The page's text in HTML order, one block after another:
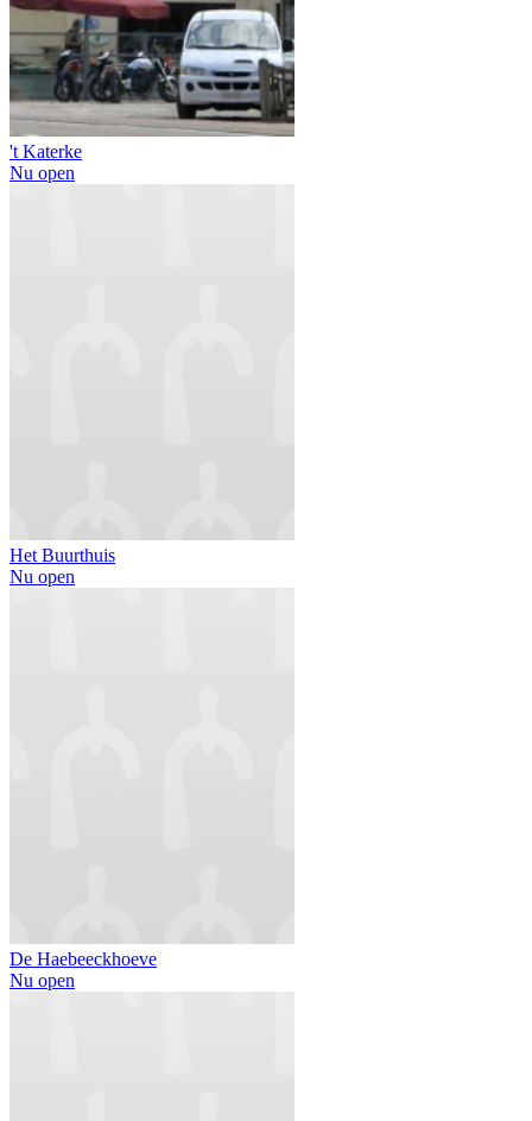
't Katerke
Nu open
Het Buurthuis
Nu open
De Haebeeckhoeve
Nu open